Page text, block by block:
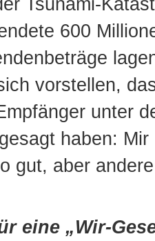
Tsunami-
600
vorstellen,
unter
haben: Mir
gut, aber
eine „Wir-